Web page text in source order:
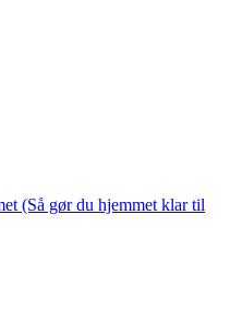
(Så gør du hjemmet klar til